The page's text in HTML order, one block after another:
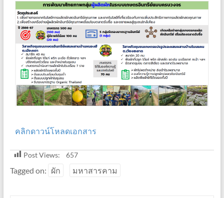
คลิกดาวน์โหลดเอกสาร
Post Views: 657
Tagged on: ผัก มหาสารคาม